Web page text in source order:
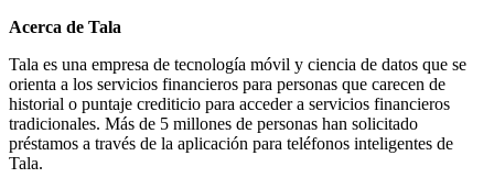
Acerca de Tala
Tala es una empresa de tecnología móvil y ciencia de datos que se
orienta a los servicios financieros para personas que carecen de
historial o puntaje crediticio para acceder a servicios financieros
tradicionales. Más de 5 millones de personas han solicitado
préstamos a través de la aplicación para teléfonos inteligentes de
Tala.